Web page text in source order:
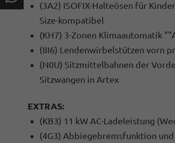
(3A2) ISOFIX-Halteösen für
Size-kompatibel
(KH7) 3-Zonen Klimaautomatik
(8I6) Lendenwirbelstützen vorn
(N0U) Sitzmittelbahnen der
Sitzwangen in Artex
EXTRAS:
(KB3) 11 kW AC-Ladeleistung
(4G3) Abbiegebremsfunktion